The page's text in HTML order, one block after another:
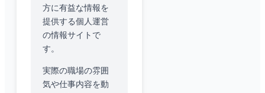
方に有益な情報を
提供する個人運営
の情報サイトで
す。
実際の職場の雰囲
気や仕事内容を動